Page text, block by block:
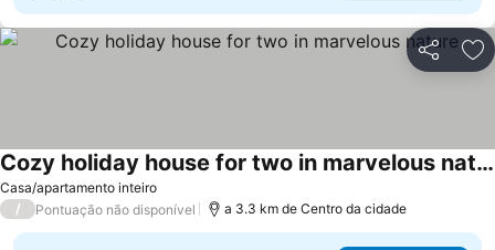
Partilhar
Casa/apartamento inteiro
Cozy holiday house for two in marvelous nature
/ Pontuação não disponível a 3.3 km de Centro da cidade